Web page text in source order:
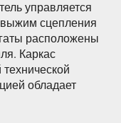
управляется
выжим сцепления
расположены
Каркас
обладает